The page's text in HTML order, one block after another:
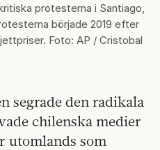
protesterna i Santiago,
började 2019 efter
Foto: AP / Cristobal
segrade den radikala
chilenska medier
utomlands som